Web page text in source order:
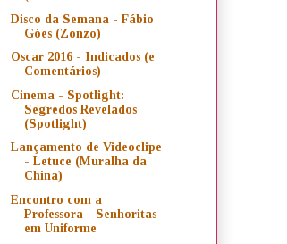
Disco da Semana - Fábio
Góes (Zonzo)
Oscar 2016 - Indicados (e
Comentários)
Cinema - Spotlight:
Segredos Revelados
(Spotlight)
Lançamento de Videoclipe
- Letuce (Muralha da
China)
Encontro com a
Professora - Senhoritas
em Uniforme